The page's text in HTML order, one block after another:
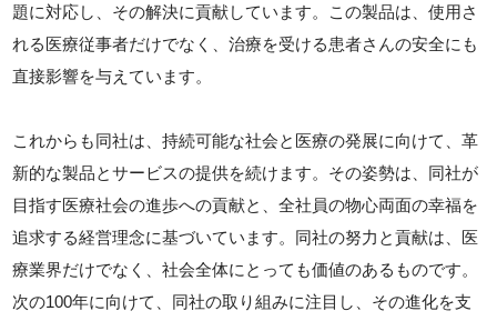
題に対応し、その解決に貢献しています。この製品は、使用さ
れる医療従事者だけでなく、治療を受ける患者さんの安全にも
直接影響を与えています。
これからも同社は、持続可能な社会と医療の発展に向けて、革
新的な製品とサービスの提供を続けます。その姿勢は、同社が
目指す医療社会の進歩への貢献と、全社員の物心両面の幸福を
追求する経営理念に基づいています。同社の努力と貢献は、医
療業界だけでなく、社会全体にとっても価値のあるものです。
次の100年に向けて、同社の取り組みに注目し、その進化を支